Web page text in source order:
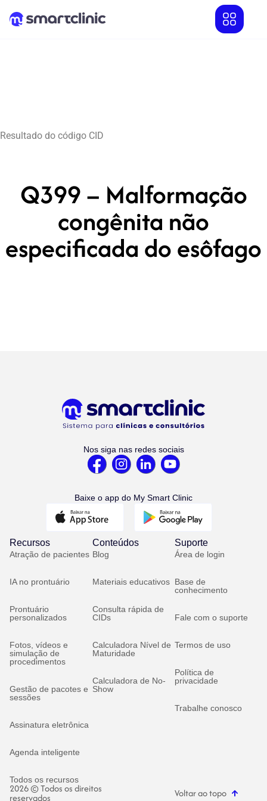
Resultado do código CID
Q399 – Malformação
congênita não
especificada do esôfago
Nos siga nas redes sociais
Baixe o app do My Smart Clinic
Recursos
Atração de pacientes
IA no prontuário
Prontuário
personalizados
Fotos, vídeos e
simulação de
procedimentos
Gestão de pacotes e
sessões
Assinatura eletrônica
Agenda inteligente
Todos os recursos
Conteúdos
Blog
Materiais educativos
Consulta rápida de
CIDs
Calculadora Nível de
Maturidade
Calculadora de No-
Show
Suporte
Área de login
Base de
conhecimento
Fale com o suporte
Termos de uso
Política de
privacidade
Trabalhe conosco
2026 © Todos os direitos
reservados Voltar ao topo